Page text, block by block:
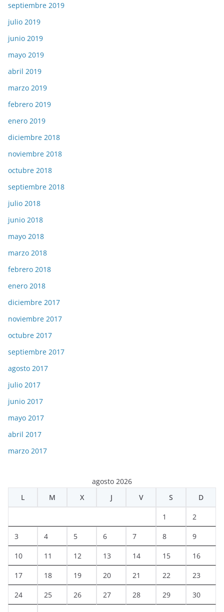
septiembre 2019
julio 2019
junio 2019
mayo 2019
abril 2019
marzo 2019
febrero 2019
enero 2019
diciembre 2018
noviembre 2018
octubre 2018
septiembre 2018
julio 2018
junio 2018
mayo 2018
marzo 2018
febrero 2018
enero 2018
diciembre 2017
noviembre 2017
octubre 2017
septiembre 2017
agosto 2017
julio 2017
junio 2017
mayo 2017
abril 2017
marzo 2017
agosto 2026
L
M X J V S D
1 2
3 4 5 6 7 8 9
10 11 12 13 14 15 16
17 18 19 20 21 22 23
24 25 26 27 28 29 30